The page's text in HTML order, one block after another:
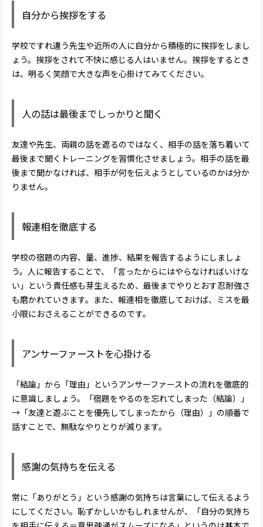
自分から挨拶をする
学校ですれ違う先生や近所の人に自分から積極的に挨拶をしまし
ょう。挨拶をされて不快に感じる人はいません。挨拶をするとき
は、明るく笑顔で大きな声を心掛けてみてください。
人の話は最後までしっかりと聞く
友達や先生、両親の話を遮るのではなく、相手の話を落ち着いて
最後まで聞くトレーニングを習慣化させましょう。相手の話を最
後まで聞かなければ、相手が何を伝えようとしているのかは分か
りません。
報連相を徹底する
学校の宿題の内容、量、進捗、結果を報告するようにしましょ
う。人に報告することで、「言ったからにはやらなければいけな
い」という責任感も芽生えるため、最後までやりとおす忍耐強さ
も磨かれていきます。また、報連相を徹底しておけば、ミスを最
小限におさえることができるのです。
アンサーファーストを心掛ける
「結論」から「理由」というアンサーファーストの流れを徹底的
に意識しましょう。「宿題をやるのを忘れてしまった（結論）」
→「友達と遊ぶことを優先してしまったから（理由）」の順番で
話すことで、無駄なやりとりが減ります。
感謝の気持ちを伝える
常に「ありがとう」という感謝の気持ちは言葉にして伝えるよう
にしてください。恥ずかしいかもしれませんが、「自分の気持ち